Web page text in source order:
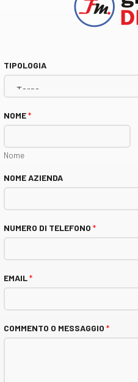
TIPOLOGIA
NOME*
Nome
NOME AZIENDA
NUMERO DI TELEFONO *
EMAIL*
COMMENTO O MESSAGGIO *